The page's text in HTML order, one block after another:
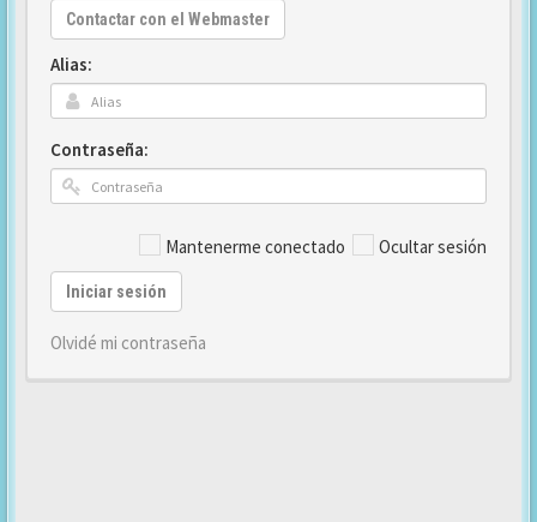
Contactar con el Webmaster
Alias:
Contraseña:
Mantenerme conectado Ocultar sesión
Iniciar sesión
Olvidé mi contraseña